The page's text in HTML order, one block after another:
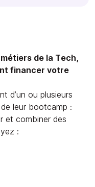
de la Tech,
financer votre
d’un ou plusieurs
leur bootcamp :
et combiner des
: